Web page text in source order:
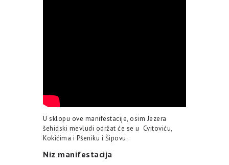
U sklopu ove manifestacije, osim Jezera
šehidski mevludi održat će se u Cvitoviću,
Kokićima i Pšeniku i Šipovu.
Niz manifestacija